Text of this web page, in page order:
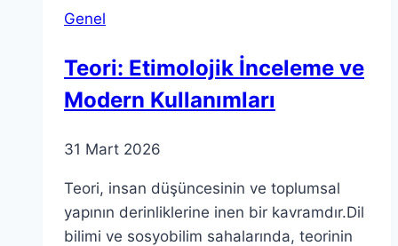
Genel
Teori: Etimolojik İnceleme ve
Modern Kullanımları
31 Mart 2026
Teori, insan düşüncesinin ve toplumsal
yapının derinliklerine inen bir kavramdır.Dil
bilimi ve sosyobilim sahalarında, teorinin